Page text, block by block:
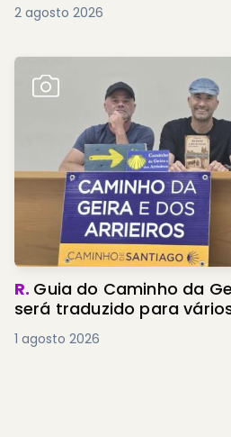
2 agosto 2026
R. Guia do Caminho da
será traduzido para
1 agosto 2026